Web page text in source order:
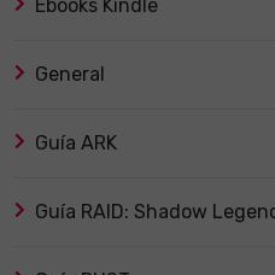
Ebooks Kindle
General
Guía ARK
Guía RAID: Shadow